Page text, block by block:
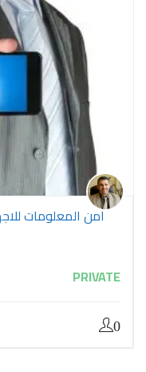
أمن المعلومات
PRIVATE
0